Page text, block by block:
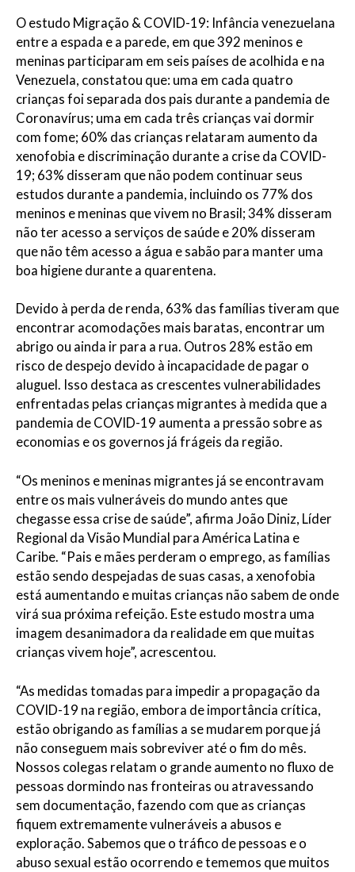
O estudo Migração & COVID-19: Infância venezuelana
entre a espada e a parede, em que 392 meninos e
meninas participaram em seis países de acolhida e na
Venezuela, constatou que: uma em cada quatro
crianças foi separada dos pais durante a pandemia de
Coronavírus; uma em cada três crianças vai dormir
com fome; 60% das crianças relataram aumento da
xenofobia e discriminação durante a crise da COVID-
19; 63% disseram que não podem continuar seus
estudos durante a pandemia, incluindo os 77% dos
meninos e meninas que vivem no Brasil; 34% disseram
não ter acesso a serviços de saúde e 20% disseram
que não têm acesso a água e sabão para manter uma
boa higiene durante a quarentena.
Devido à perda de renda, 63% das famílias tiveram que
encontrar acomodações mais baratas, encontrar um
abrigo ou ainda ir para a rua. Outros 28% estão em
risco de despejo devido à incapacidade de pagar o
aluguel. Isso destaca as crescentes vulnerabilidades
enfrentadas pelas crianças migrantes à medida que a
pandemia de COVID-19 aumenta a pressão sobre as
economias e os governos já frágeis da região.
“Os meninos e meninas migrantes já se encontravam
entre os mais vulneráveis ​​do mundo antes que
chegasse essa crise de saúde”, afirma João Diniz, Líder
Regional da Visão Mundial para América Latina e
Caribe. “Pais e mães perderam o emprego, as famílias
estão sendo despejadas de suas casas, a xenofobia
está aumentando e muitas crianças não sabem de onde
virá sua próxima refeição. Este estudo mostra uma
imagem desanimadora da realidade em que muitas
crianças vivem hoje”, acrescentou.
“As medidas tomadas para impedir a propagação da
COVID-19 na região, embora de importância crítica,
estão obrigando as famílias a se mudarem porque já
não conseguem mais sobreviver até o fim do mês.
Nossos colegas relatam o grande aumento no fluxo de
pessoas dormindo nas fronteiras ou atravessando
sem documentação, fazendo com que as crianças
fiquem extremamente vulneráveis ​​a abusos e
exploração. Sabemos que o tráfico de pessoas e o
abuso sexual estão ocorrendo e tememos que muitos